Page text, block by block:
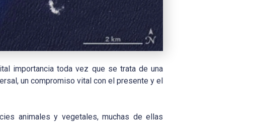
importancia toda vez que se trata de una
un compromiso vital con el presente y el
animales y vegetales, muchas de ellas